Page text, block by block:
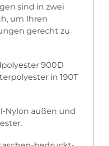
sind in zwei
um Ihren
gerecht zu
900D
in 190T
Nylon außen und